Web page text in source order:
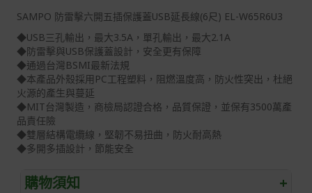
SAMPO 防雷擊六開五插保護蓋USB延長線(6尺) EL-W65R6U3
◆USB三孔輸出，最大3.5A，單孔輸出，最大2.1A
◆防雷擊與USB保護蓋設計，安全更有保障
◆通過台灣BSMI最新法規
◆本產品外殼採用PC工程塑料，阻燃溫度高，防火性突出，杜絕
火源的產生與蔓延
◆MIT台灣製造，商檢局認證合格，品質保證，並保有3500萬產
品責任險
◆雙層結構電纜線，堅韌不易扭曲，防火耐高熱
◆多開多插設計，節能安全
購物須知 +